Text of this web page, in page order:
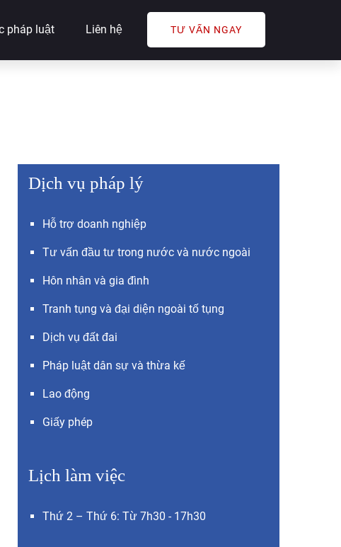
pháp luật Liên hệ TƯ VẤN NGAY
Dịch vụ pháp lý
Hỗ trợ doanh nghiệp
Tư vấn đầu tư trong nước và nước ngoài
Hôn nhân và gia đình
Tranh tụng và đại diện ngoài tố tụng
Dịch vụ đất đai
Pháp luật dân sự và thừa kế
Lao động
Giấy phép
Lịch làm việc
Thứ 2 – Thứ 6: Từ 7h30 - 17h30